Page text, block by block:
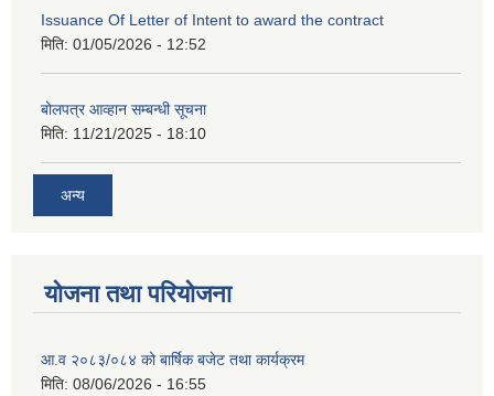
Issuance Of Letter of Intent to award the contract
मिति: 01/05/2026 - 12:52
बोलपत्र आव्हान सम्बन्धी सूचना
मिति: 11/21/2025 - 18:10
अन्य
योजना तथा परियोजना
आ.व २०८३/०८४ को बार्षिक बजेट तथा कार्यक्रम
मिति: 08/06/2026 - 16:55